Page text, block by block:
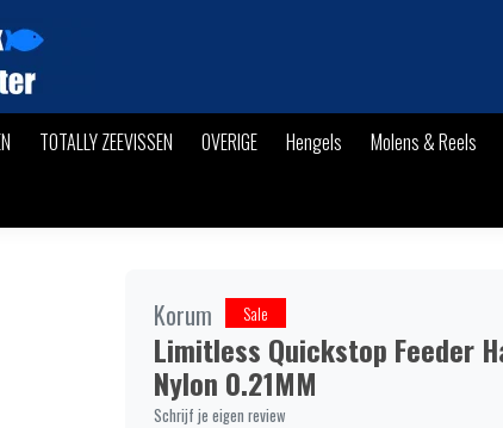
TOTALLY ZEEVISSEN OVERIGE Hengels Molens & Reels
Korum Sale
Limitless Quickstop Feeder
Nylon 0.21MM
Schrijf je eigen review